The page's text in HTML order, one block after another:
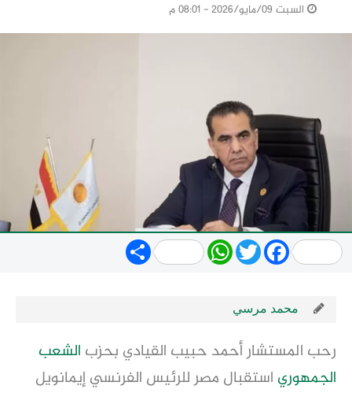
السبت 09/مايو/2026 - 08:01 م
Share WhatsApp
TwitterFacebook
محمد مرسي
رحب المستشار أحمد حبيب القيادي بحزب الشعب
الجمهوري استقبال مصر للرئيس الفرنسي إيمانويل